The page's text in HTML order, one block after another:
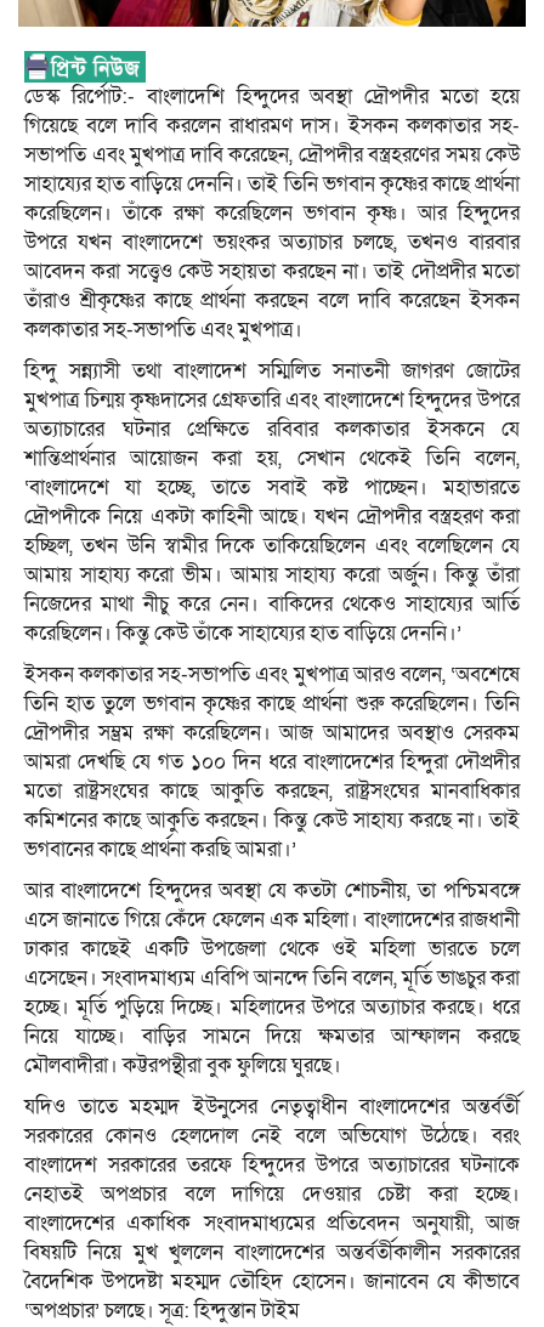
ডেস্ক রির্পোট:- বাংলাদেশি হিন্দুদের অবস্থা দ্রৌপদীর মতো হয়ে
গিয়েছে বলে দাবি করলেন রাধারমণ দাস। ইসকন কলকাতার সহ-
সভাপতি এবং মুখপাত্র দাবি করেছেন, দ্রৌপদীর বস্ত্রহরণের সময় কেউ
সাহায্যের হাত বাড়িয়ে দেননি। তাই তিনি ভগবান কৃষ্ণের কাছে প্রার্থনা
করেছিলেন। তাঁকে রক্ষা করেছিলেন ভগবান কৃষ্ণ। আর হিন্দুদের
উপরে যখন বাংলাদেশে ভয়ংকর অত্যাচার চলছে, তখনও বারবার
আবেদন করা সত্ত্বেও কেউ সহায়তা করছেন না। তাই দৌপ্রদীর মতো
তাঁরাও শ্রীকৃষ্ণের কাছে প্রার্থনা করছেন বলে দাবি করেছেন ইসকন
কলকাতার সহ-সভাপতি এবং মুখপাত্র।
হিন্দু সন্ন্যাসী তথা বাংলাদেশ সম্মিলিত সনাতনী জাগরণ জোটের
মুখপাত্র চিন্ময় কৃষ্ণদাসের গ্রেফতারি এবং বাংলাদেশে হিন্দুদের উপরে
অত্যাচারের ঘটনার প্রেক্ষিতে রবিবার কলকাতার ইসকনে যে
শান্তিপ্রার্থনার আয়োজন করা হয়, সেখান থেকেই তিনি বলেন,
‘বাংলাদেশে যা হচ্ছে, তাতে সবাই কষ্ট পাচ্ছেন। মহাভারতে
দ্রৌপদীকে নিয়ে একটা কাহিনী আছে। যখন দ্রৌপদীর বস্ত্রহরণ করা
হচ্ছিল, তখন উনি স্বামীর দিকে তাকিয়েছিলেন এবং বলেছিলেন যে
আমায় সাহায্য করো ভীম। আমায় সাহায্য করো অর্জুন। কিন্তু তাঁরা
নিজেদের মাথা নীচু করে নেন। বাকিদের থেকেও সাহায্যের আর্তি
করেছিলেন। কিন্তু কেউ তাঁকে সাহায্যের হাত বাড়িয়ে দেননি।’
ইসকন কলকাতার সহ-সভাপতি এবং মুখপাত্র আরও বলেন, ‘অবশেষে
তিনি হাত তুলে ভগবান কৃষ্ণের কাছে প্রার্থনা শুরু করেছিলেন। তিনি
দ্রৌপদীর সম্ভ্রম রক্ষা করেছিলেন। আজ আমাদের অবস্থাও সেরকম
আমরা দেখছি যে গত ১০০ দিন ধরে বাংলাদেশের হিন্দুরা দৌপ্রদীর
মতো রাষ্ট্রসংঘের কাছে আকুতি করছেন, রাষ্ট্রসংঘের মানবাধিকার
কমিশনের কাছে আকুতি করছেন। কিন্তু কেউ সাহায্য করছে না। তাই
ভগবানের কাছে প্রার্থনা করছি আমরা।’
আর বাংলাদেশে হিন্দুদের অবস্থা যে কতটা শোচনীয়, তা পশ্চিমবঙ্গে
এসে জানাতে গিয়ে কেঁদে ফেলেন এক মহিলা। বাংলাদেশের রাজধানী
ঢাকার কাছেই একটি উপজেলা থেকে ওই মহিলা ভারতে চলে
এসেছেন। সংবাদমাধ্যম এবিপি আনন্দে তিনি বলেন, মূর্তি ভাঙচুর করা
হচ্ছে। মূর্তি পুড়িয়ে দিচ্ছে। মহিলাদের উপরে অত্যাচার করছে। ধরে
নিয়ে যাচ্ছে। বাড়ির সামনে দিয়ে ক্ষমতার আস্ফালন করছে
মৌলবাদীরা। কট্টরপন্থীরা বুক ফুলিয়ে ঘুরছে।
যদিও তাতে মহম্মদ ইউনুসের নেতৃত্বাধীন বাংলাদেশের অন্তর্বর্তী
সরকারের কোনও হেলদোল নেই বলে অভিযোগ উঠেছে। বরং
বাংলাদেশ সরকারের তরফে হিন্দুদের উপরে অত্যাচারের ঘটনাকে
নেহাতই অপপ্রচার বলে দাগিয়ে দেওয়ার চেষ্টা করা হচ্ছে।
বাংলাদেশের একাধিক সংবাদমাধ্যমের প্রতিবেদন অনুযায়ী, আজ
বিষয়টি নিয়ে মুখ খুললেন বাংলাদেশের অন্তর্বর্তীকালীন সরকারের
বৈদেশিক উপদেষ্টা মহম্মদ তৌহিদ হোসেন। জানাবেন যে কীভাবে
‘অপপ্রচার’ চলছে। সূত্র: হিন্দুস্তান টাইম